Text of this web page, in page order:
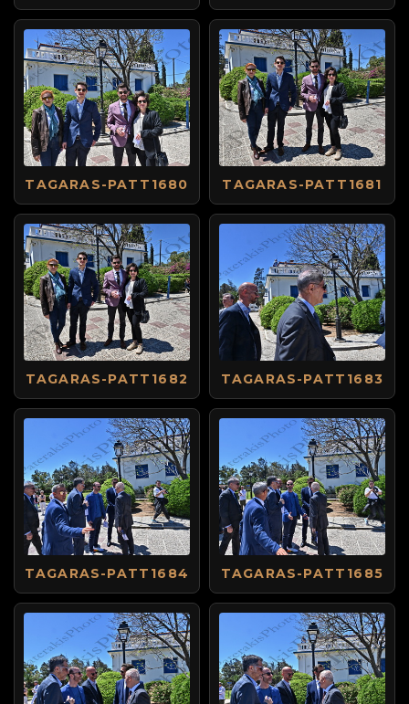
TAGARAS-PATT1680 TAGARAS-PATT1681
TAGARAS-PATT1682 TAGARAS-PATT1683
TAGARAS-PATT1684 TAGARAS-PATT1685